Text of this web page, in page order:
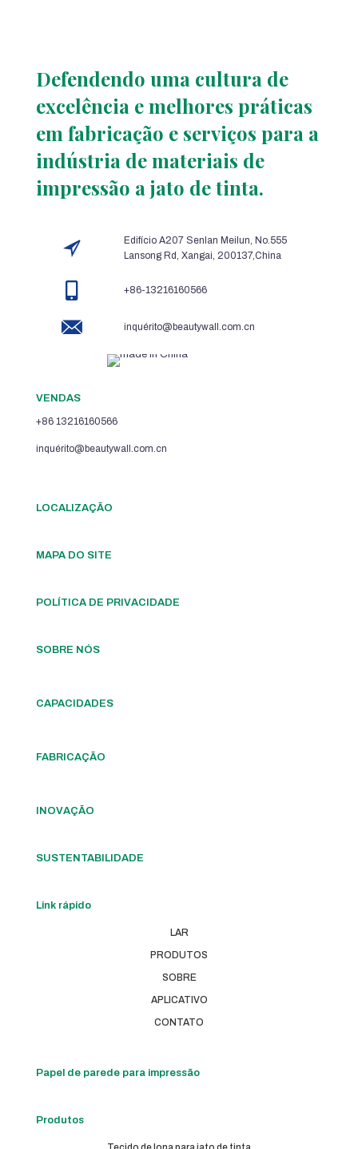
Defendendo uma cultura de
excelência e melhores práticas
em fabricação e serviços para a
indústria de materiais de
impressão a jato de tinta.
Edifício A207 Senlan Meilun, No.555
Lansong Rd, Xangai, 200137,China
+86-13216160566
inquérito@beautywall.com.cn
VENDAS
+86 13216160566
inquérito@beautywall.com.cn
LOCALIZAÇÃO
MAPA DO SITE
POLÍTICA DE PRIVACIDADE
SOBRE NÓS
CAPACIDADES
FABRICAÇÃO
INOVAÇÃO
SUSTENTABILIDADE
Link rápido
LAR
PRODUTOS
SOBRE
APLICATIVO
CONTATO
Papel de parede para impressão
Produtos